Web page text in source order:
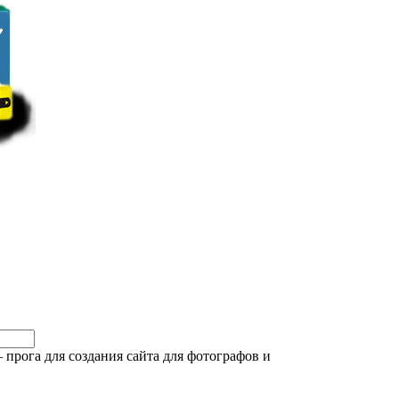
для создания сайта для фотографов и